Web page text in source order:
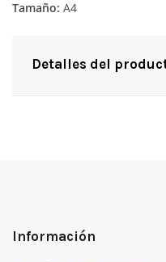
Tamaño: A4
Detalles del
Información